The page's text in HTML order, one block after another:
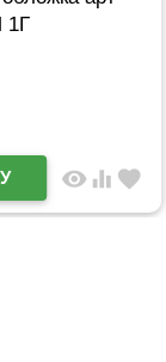
1Г
visibility equalizer favorite